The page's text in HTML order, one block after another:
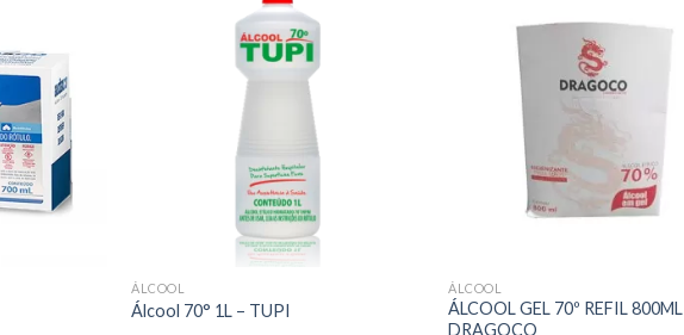
ÁLCOOL
Álcool 70° 1L – TUPI
ÁLCOOL
ÁLCOOL GEL 70º REFIL 800ML
DRAGOCO